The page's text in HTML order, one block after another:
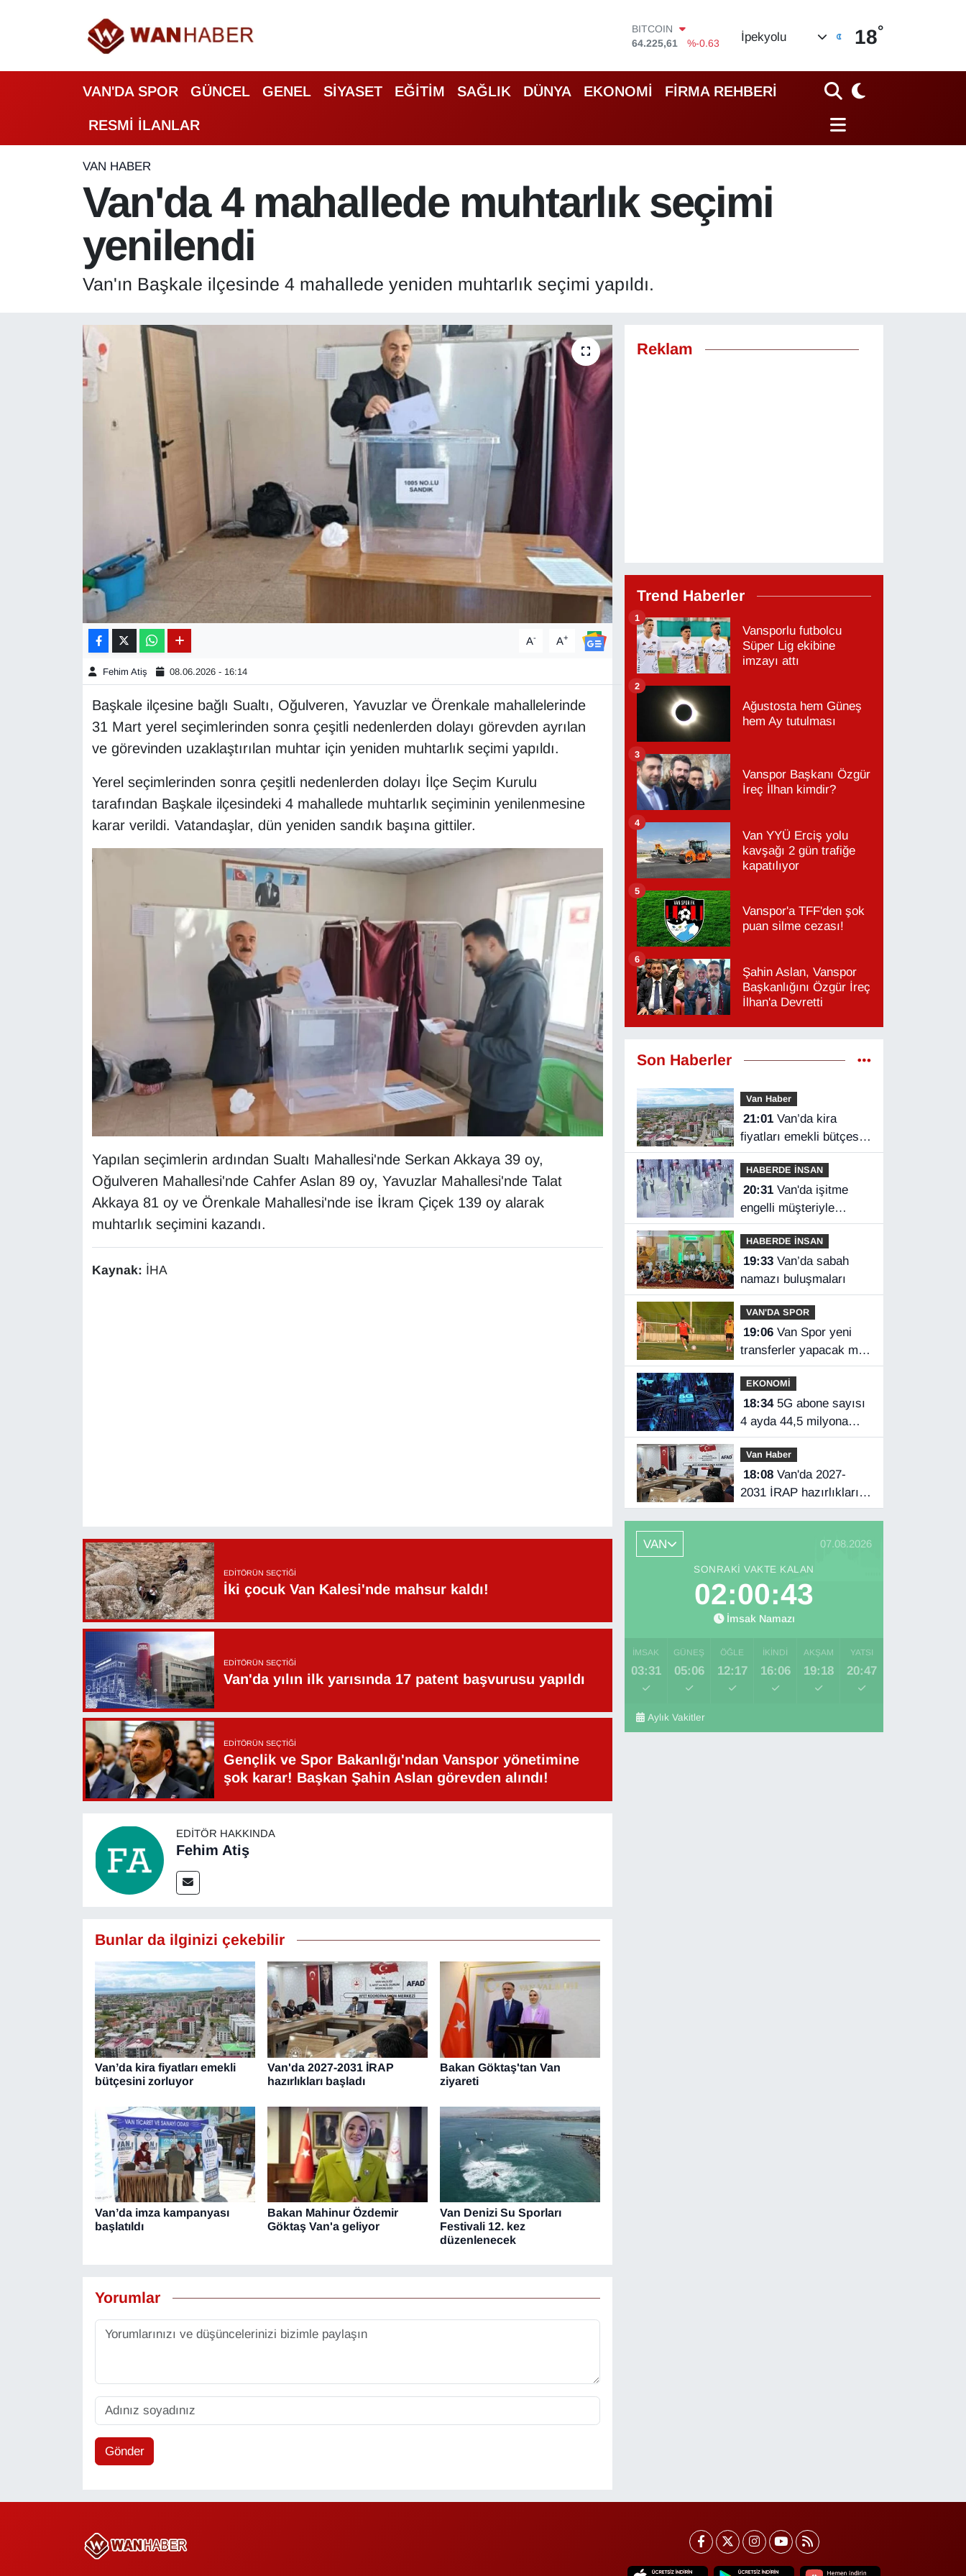
DOLAR
47,6704
%0
55,0406
%-0.08
STERLİN
64,2143
%0
BİST100
%-0.63
İpekyolu 18°
VAN'DA SPOR GÜNCEL GENEL SİYASET EĞİTİM SAĞLIK DÜNYA EKONOMİ FİRMA REHBERİ
RESMİ İLANLAR
VAN HABER
Van'da 4 mahallede muhtarlık seçimi
yenilendi
Van'ın Başkale ilçesinde 4 mahallede yeniden muhtarlık seçimi yapıldı.
A- A+
Fehim Atiş 08.06.2026 - 16:14
Başkale ilçesine bağlı Sualtı, Oğulveren, Yavuzlar ve Örenkale mahallelerinde
31 Mart yerel seçimlerinden sonra çeşitli nedenlerden dolayı görevden ayrılan
ve görevinden uzaklaştırılan muhtar için yeniden muhtarlık seçimi yapıldı.
Yerel seçimlerinden sonra çeşitli nedenlerden dolayı İlçe Seçim Kurulu
tarafından Başkale ilçesindeki 4 mahallede muhtarlık seçiminin yenilenmesine
karar verildi. Vatandaşlar, dün yeniden sandık başına gittiler.
Yapılan seçimlerin ardından Sualtı Mahallesi'nde Serkan Akkaya 39 oy,
Oğulveren Mahallesi'nde Cahfer Aslan 89 oy, Yavuzlar Mahallesi'nde Talat
Akkaya 81 oy ve Örenkale Mahallesi'nde ise İkram Çiçek 139 oy alarak
muhtarlık seçimini kazandı.
Kaynak: İHA
EDITÖRÜN SEÇTIĞI
İki çocuk Van Kalesi'nde mahsur kaldı!
EDITÖRÜN SEÇTIĞI
Van'da yılın ilk yarısında 17 patent başvurusu yapıldı
EDITÖRÜN SEÇTIĞI
Gençlik ve Spor Bakanlığı'ndan Vanspor yönetimine
şok karar! Başkan Şahin Aslan görevden alındı!
EDITÖR HAKKINDA
Fehim Atiş
Bunlar da ilginizi çekebilir
Van’da kira fiyatları emekli
bütçesini zorluyor
Van'da 2027-2031 İRAP
hazırlıkları başladı
Bakan Göktaş'tan Van
ziyareti
Van’da imza kampanyası
başlatıldı
Bakan Mahinur Özdemir
Göktaş Van'a geliyor
Van Denizi Su Sporları
Festivali 12. kez
düzenlenecek
Yorumlar
Gönder
Reklam
Trend Haberler
Vansporlu futbolcu
Süper Lig ekibine
imzayı attı
1
Ağustosta hem Güneş
hem Ay tutulması
2
Vanspor Başkanı Özgür
İreç İlhan kimdir?
3
Van YYÜ Erciş yolu
kavşağı 2 gün trafiğe
kapatılıyor
4
Vanspor'a TFF'den şok
puan silme cezası!
5
Şahin Aslan, Vanspor
Başkanlığını Özgür İreç
İlhan'a Devretti
6
Son Haberler
Van Haber
21:01Van’da kira
fiyatları emekli bütçesini
zorluyor
HABERDE İNSAN
20:31Van'da işitme
engelli müşteriyle
halaylı pazarlık
gülümsetti
HABERDE İNSAN
19:33Van’da sabah
namazı buluşmaları
VAN'DA SPOR
19:06Van Spor yeni
transferler yapacak mı?
Başkan Özgür İreç İlhan
açıkladı
EKONOMİ
18:345G abone sayısı
4 ayda 44,5 milyona
ulaştı
Van Haber
18:08Van'da 2027-
2031 İRAP hazırlıkları
başladı
VAN 07.08.2026
SONRAKI VAKTE KALAN
02:00:42
İmsak Namazı
İMSAK
03:31
GÜNEŞ
05:06
ÖĞLE
12:17
İKINDI
16:06
AKŞAM
19:18
YATSI
20:47
Aylık Vakitler
ASAYİŞ
BİLİM VE TEKNOLOJİ
Biyografi
Bölge Haberleri
ÇEVRE
Deprem
DÜNYA
En çok konuşulanlar
Gündem
HABERDE İNSAN
Kamu Alımları
ONE EKONOMİ
Resmi İlanlar
RÖPORTAJ
Van Nöbetçi Eczaneler
Van Hava Durumu
Van Namaz Vakitleri
Van Trafik Yoğunluk Haritası
Süper Lig Puan Durumu ve Fikstür
Tüm Manşetler
Son Dakika Haberleri